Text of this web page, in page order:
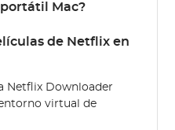
Mac?
de Netflix en
Netflix Downloader
virtual de